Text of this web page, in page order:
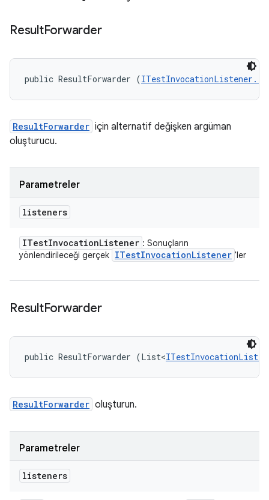
ResultForwarder
public ResultForwarder (ITestInvocationListener...
ResultForwarder için alternatif değişken argüman
oluşturucu.
Parametreler
listeners
ITestInvocationListener : Sonuçların
yönlendirileceği gerçek ITestInvocationListener 'ler
ResultForwarder
public ResultForwarder (List<
ResultForwarder oluşturun.
Parametreler
listeners